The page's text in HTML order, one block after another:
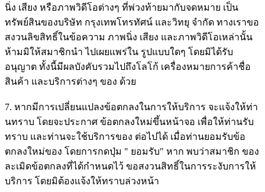
นิ่ง เสียง หรือภาพวิดีโอต่างๆ ที่พ่วงท้ายมากับจดหมาย เป็น
ทรัพย์สินของบริษัท กรุงเทพโทรทัศน์ และวิทยุ จำกัด ทางเราขอ
สงวนลิขสิทธิ์ในข้อความ ภาพนิ่ง เสียง และภาพวิดีโอเหล่านั้น
ห้ามมิให้สมาชิกนำ ไปเผยแพร่ใน รูปแบบใดๆ โดยมิได้รับ
อนุญาต ทั้งนี้มีผลบังคับรวมไปถึงโลโก้ เครื่องหมายการค้าชื่อ
สินค้า และบริการต่างๆ ของ ด้วย
7. หากมีการเปลี่ยนแปลงข้อตกลงในการให้บริการ จะแจ้งให้ท่า
นทราบ โดยจะประกาศ ข้อตกลงใหม่ขึ้นหน้าจอ เพื่อให้ท่านรับ
ทราบ และท่านจะใช้บริการของ ต่อไปได้ เมื่อท่านยอมรับข้อ
ตกลงใหม่ของ โดยการกดปุ่ม " ยอมรับ" หาก พบว่าสมาชิก ของ
ละเมิดข้อตกลงที่ได้กำหนดไว้ ขอสงวนสิทธิ์ในการระงับการให้
บริการ โดยมิต้องแจ้งให้ทราบล่วงหน้า